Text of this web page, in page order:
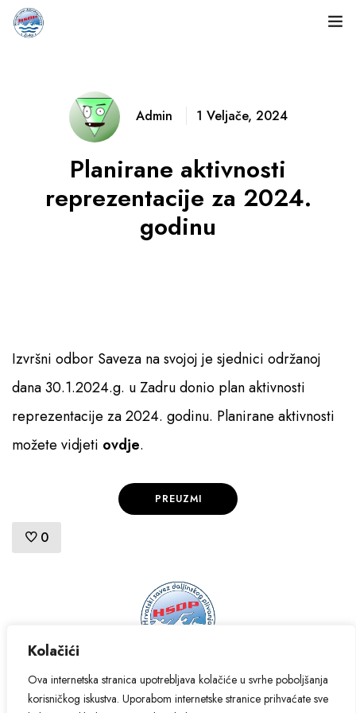
Kolačići
Ova internetska stranica upotrebljava kolačiće u svrhe poboljšanja
korisničkog iskustva. Uporabom internetske stranice prihvaćate sve
Natjecanja
Pristup informacijama
Admin 1 Veljače, 2024
Planirane aktivnosti
reprezentacije za 2024.
godinu
Izvršni odbor Saveza na svojoj je sjednici održanoj
dana 30.1.2024.g. u Zadru donio plan aktivnosti
reprezentacije za 2024. godinu. Planirane aktivnosti
možete vidjeti ovdje.
PREUZMI
0
© 2024. Hrvatski savez daljinskog plivanja - sva prava pridržana.